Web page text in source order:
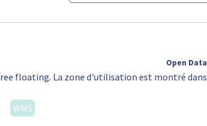
Open Data
floating. La zone d'utilisation est montré dans
WMS